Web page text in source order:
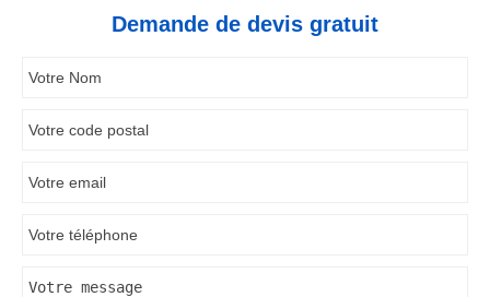
Demande de devis gratuit